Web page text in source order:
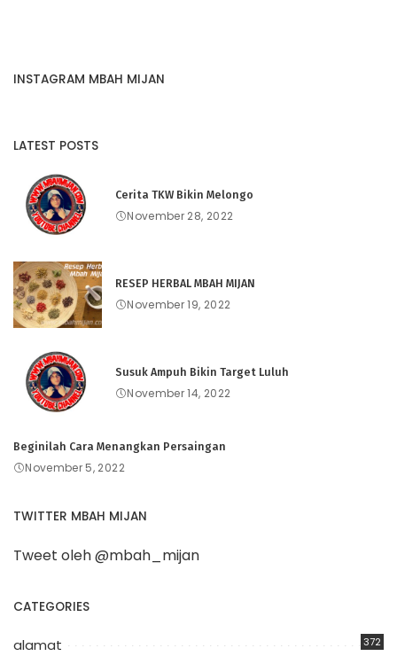
INSTAGRAM MBAH MIJAN
LATEST POSTS
Cerita TKW Bikin Melongo
November 28, 2022
RESEP HERBAL MBAH MIJAN
November 19, 2022
Susuk Ampuh Bikin Target Luluh
November 14, 2022
Beginilah Cara Menangkan Persaingan
November 5, 2022
TWITTER MBAH MIJAN
Tweet oleh @mbah_mijan
CATEGORIES
alamat 372